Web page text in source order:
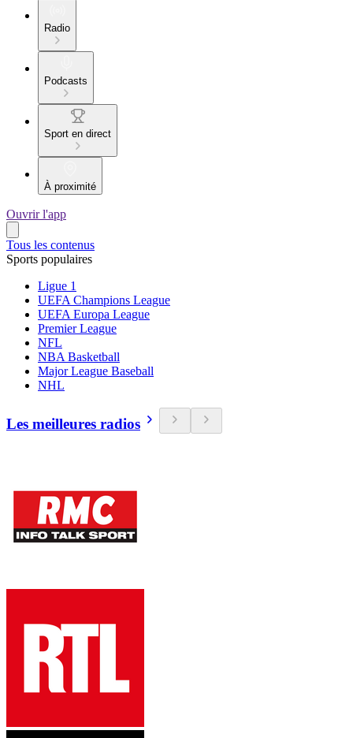
Radio
Podcasts
Sport en direct
À proximité
Ouvrir l'app
Tous les contenus
Sports populaires
Ligue 1
UEFA Champions League
UEFA Europa League
Premier League
NFL
NBA Basketball
Major League Baseball
NHL
Les meilleures radios